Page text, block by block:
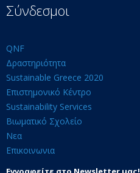
Σύνδεσμοι
QNF
Δραστηριότητα
Sustainable Greece 2020
Επιστημονικό Κέντρο
Sustainability Services
Βιωματικό Σχολείο
Νεα
Επικοινωνια